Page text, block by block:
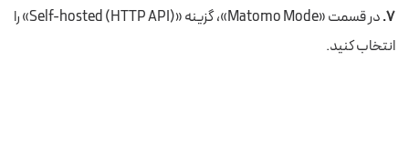
۷.
در قسمت «Matomo Mode»، گزینه «Self-hosted (HTTP API)» را
انتخاب کنید.